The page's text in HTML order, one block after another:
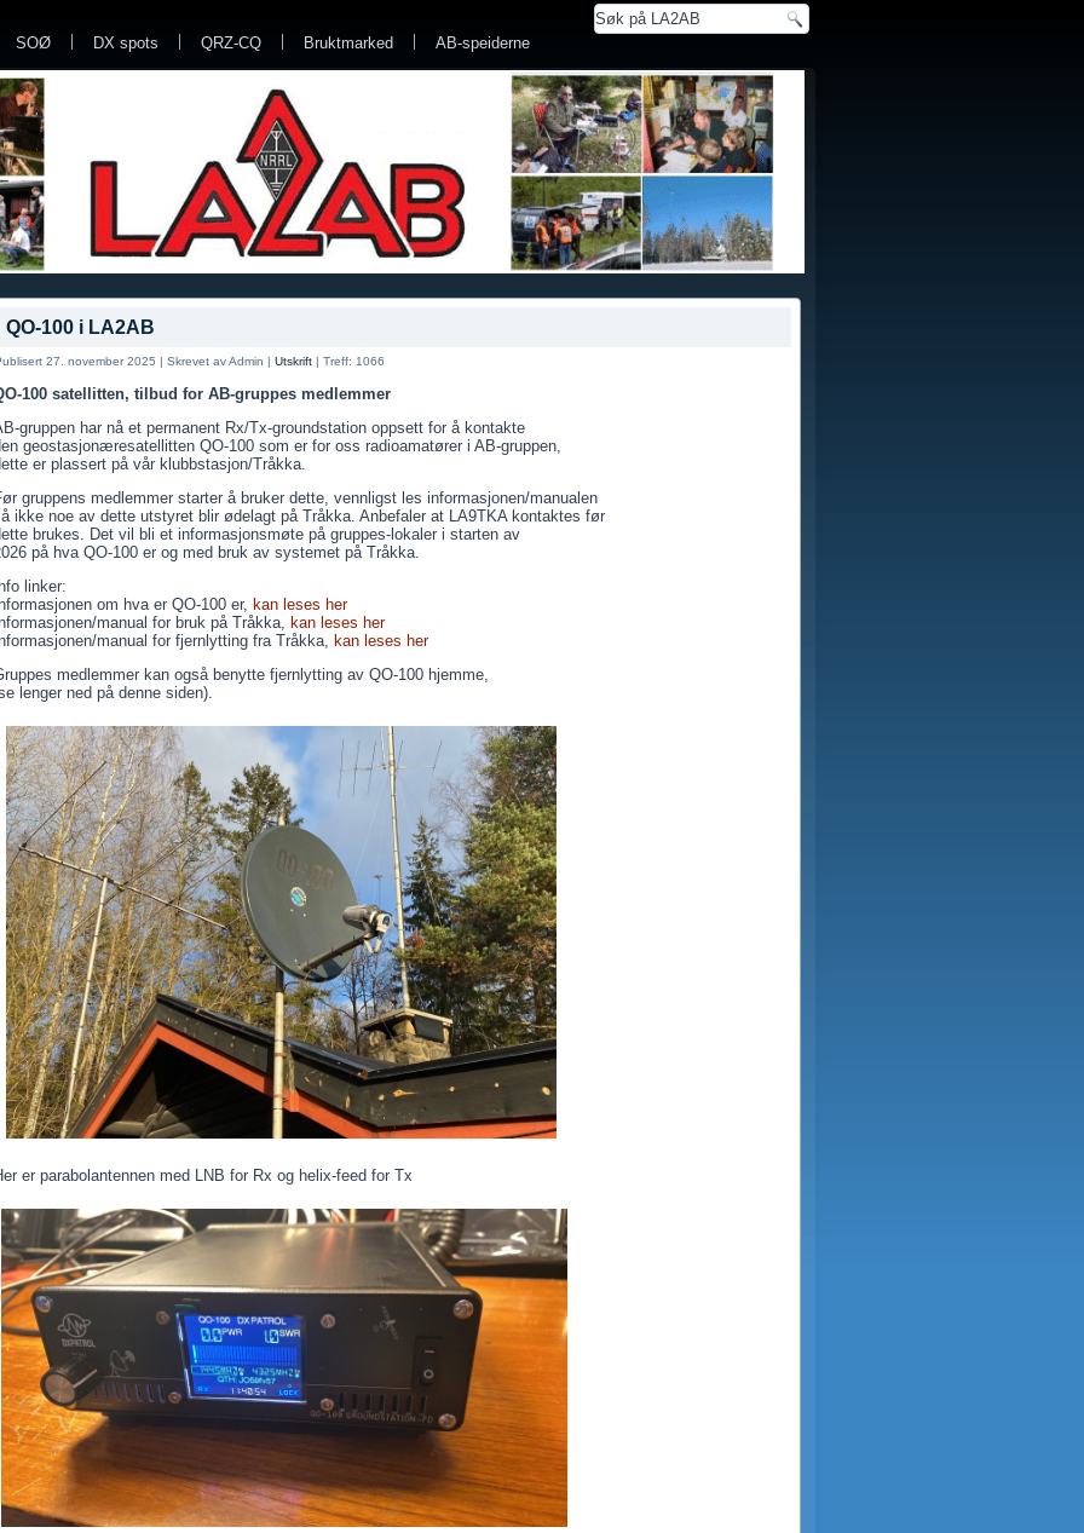
SOØ DX spots QRZ-CQ Bruktmarked AB-speiderne
QO-100 i LA2AB
27. november 2025 | Skrevet av Admin | Utskrift | Treff: 1066
100 satellitten, tilbud for AB-gruppes medlemmer
gruppen har nå et permanent Rx/Tx-groundstation oppsett for å kontakte
geostasjonæresatellitten QO-100 som er for oss radioamatører i AB-gruppen,
er plassert på vår klubbstasjon/Tråkka.
gruppens medlemmer starter å bruker dette, vennligst les informasjonen/manualen
ikke noe av dette utstyret blir ødelagt på Tråkka. Anbefaler at LA9TKA kontaktes før
brukes. Det vil bli et informasjonsmøte på gruppes-lokaler i starten av
på hva QO-100 er og med bruk av systemet på Tråkka.
linker:
om hva er QO-100 er, kan leses her
manual for bruk på Tråkka, kan leses her
manual for fjernlytting fra Tråkka, kan leses her
medlemmer kan også benytte fjernlytting av QO-100 hjemme,
lenger ned på denne siden).
er parabolantennen med LNB for Rx og helix-feed for Tx